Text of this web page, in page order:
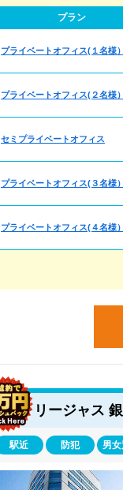
プラン
プライベートオフィス(１名様）
プライベートオフィス(２名様）
セミプライベートオフィス
プライベートオフィス(３名様）
プライベートオフィス(４名様）
リージャス
駅近 防犯 男